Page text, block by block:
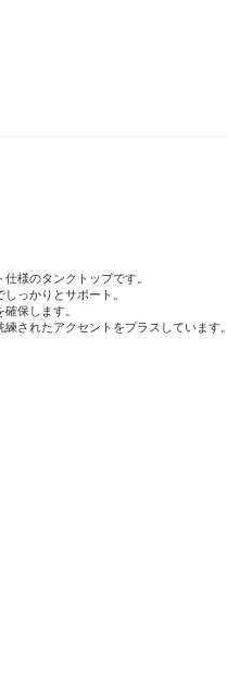
様のタンクトップです。
っかりとサポート。
保します。
されたアクセントをプラスしています。